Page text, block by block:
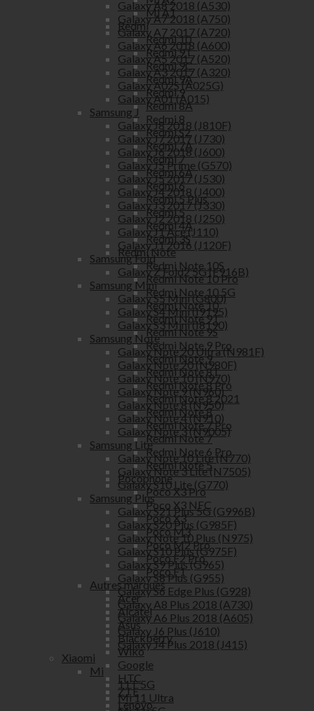
Mi A1
Redmi
Redmi 10
Redmi 9T
Redmi 9C
Redmi 9A
Redmi 9
Redmi 8A
Redmi 8
Redmi S2
Redmi 7A
Redmi 7
Redmi 6A
Redmi 6
Redmi 5 Plus
Redmi 5
Redmi 4A
Redmi 3S
Redmi Note
Redmi Note 10S
Redmi Note 10 Pro
Redmi Note 10 5G
Redmi Note 10
Redmi Note 9T
Redmi Note 9S
Redmi Note 9 Pro
Redmi Note 9
Redmi Note 8T
Redmi Note 8 Pro
Redmi Note 8 2021
Redmi Note 8
Redmi Note 7 Pro
Redmi Note 7
Redmi Note 6 Pro
Redmi Note 5
Pocophone
Poco X3 Pro
Poco X3 NFC
Poco X3
Poco M3
Poco M2 Pro
Poco F2 Pro
Poco F1
Autres marques
Acer
Alcatel
Asus
Blackberry
Wiko
Google
HTC
ZTE
Lenovo
Galaxy A8 2018 (A530)
Galaxy A7 2018 (A750)
Galaxy A7 2017 (A720)
Galaxy A6 2018 (A600)
Galaxy A5 2017 (A520)
Galaxy A3 2017 (A320)
Galaxy A02S (A025G)
Galaxy A01 (A015)
Samsung J
Galaxy J8 2018 (J810F)
Galaxy J7 2017 (J730)
Galaxy J6 2018 (J600)
Galaxy J5 Prime (G570)
Galaxy J5 2017 (J530)
Galaxy J4 2018 (J400)
Galaxy J3 2017 (J330)
Galaxy J2 2018 (J250)
Galaxy J1 Ace (J110)
Galaxy J1 2016 (J120F)
Samsung Fold
Galaxy Z Fold2 5G (F916B)
Samsung Mini
Galaxy S5 Mini (G800)
Galaxy S4 Mini (I9195)
Galaxy S3 Mini (I8190)
Samsung Note
Galaxy Note 20 Ultra (N981F)
Galaxy Note 20 (N980F)
Galaxy Note 10 (N970)
Galaxy Note 9 (N960)
Galaxy Note 8 (N950)
Galaxy Note 4 (N910)
Galaxy Note 3 (N9005)
Samsung Lite
Galaxy Note 10 Lite (N770)
Galaxy Note 3 Lite (N7505)
Galaxy S10 Lite (G770)
Samsung Plus
Galaxy S21 Plus 5G (G996B)
Galaxy S20 Plus (G985F)
Galaxy Note 10 Plus (N975)
Galaxy S10 Plus (G975F)
Galaxy S9 Plus (G965)
Galaxy S8 Plus (G955)
Galaxy S6 Edge Plus (G928)
Galaxy A8 Plus 2018 (A730)
Galaxy A6 Plus 2018 (A605)
Galaxy J6 Plus (J610)
Galaxy J4 Plus 2018 (J415)
Xiaomi
Mi
11T 5G
Mi 11 Ultra